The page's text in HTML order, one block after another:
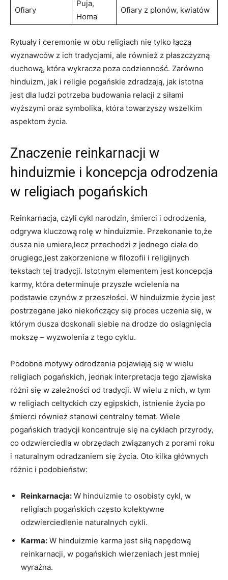
Ofiary
Puja,
Homa
Ofiary z plonów, kwiatów
Rytuały i ceremonie w obu religiach nie tylko łączą
wyznawców z ich tradycjami, ale również z płaszczyzną
duchową, która wykracza poza codzienność. Zarówno
hinduizm, jak i religie pogańskie zdradzają, jak istotna
jest dla ludzi potrzeba budowania relacji z siłami
wyższymi oraz symbolika, która towarzyszy wszelkim
aspektom życia.
Znaczenie reinkarnacji w
hinduizmie i koncepcja odrodzenia
w religiach pogańskich
Reinkarnacja, czyli cykl narodzin, śmierci i odrodzenia,
odgrywa kluczową rolę w hinduizmie. Przekonanie to,że
dusza nie umiera,lecz przechodzi z jednego ciała do
drugiego,jest zakorzenione w filozofii i religijnych
tekstach tej tradycji. Istotnym elementem jest koncepcja
karmy, która determinuje przyszłe wcielenia na
podstawie czynów z przeszłości. W hinduizmie życie jest
postrzegane jako niekończący się proces uczenia się, w
którym dusza doskonali siebie na drodze do osiągnięcia
mokszę – wyzwolenia z tego cyklu.
Podobne motywy odrodzenia pojawiają się w wielu
religiach pogańskich, jednak interpretacja tego zjawiska
różni się w zależności od tradycji. W wielu z nich, w tym
w religiach celtyckich czy egipskich, istnienie życia po
śmierci również stanowi centralny temat. Wiele
pogańskich tradycji koncentruje się na cyklach przyrody,
co odzwierciedla w obrzędach związanych z porami roku
i naturalnym odradzaniem się życia. Oto kilka głównych
różnic i podobieństw:
Reinkarnacja: W hinduizmie to osobisty cykl, w
religiach pogańskich często kolektywne
odzwierciedlenie naturalnych cykli.
Karma: W hinduizmie karma jest siłą napędową
reinkarnacji, w pogańskich wierzeniach jest mniej
wyraźna.